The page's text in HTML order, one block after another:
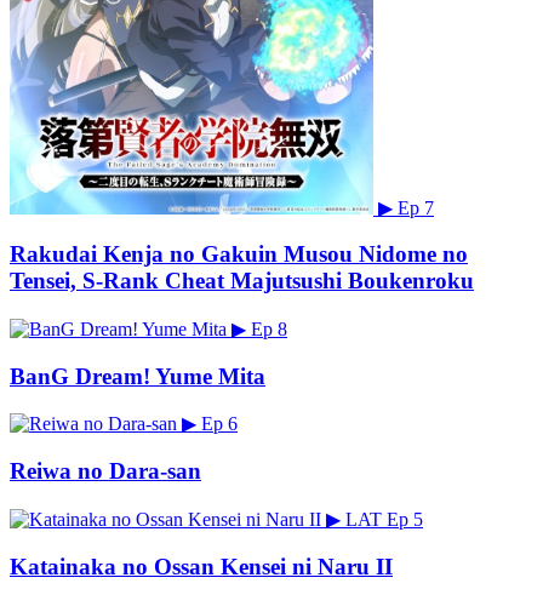
▶ Ep 7
Rakudai Kenja no Gakuin Musou Nidome no
Tensei, S-Rank Cheat Majutsushi Boukenroku
▶ Ep 8
BanG Dream! Yume Mita
▶ Ep 6
Reiwa no Dara-san
▶ LAT Ep 5
Katainaka no Ossan Kensei ni Naru II